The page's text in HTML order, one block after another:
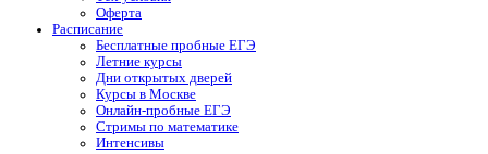
Оферта
Расписание
Бесплатные пробные ЕГЭ
Летние курсы
Дни открытых дверей
Курсы в Москве
Онлайн-пробные ЕГЭ
Стримы по математике
Интенсивы